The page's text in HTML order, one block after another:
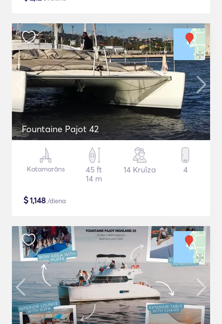
Fountaine Pajot 42
Katamarāns
45 ft
14 m
14 Kruīza 4
$1,148 /diena